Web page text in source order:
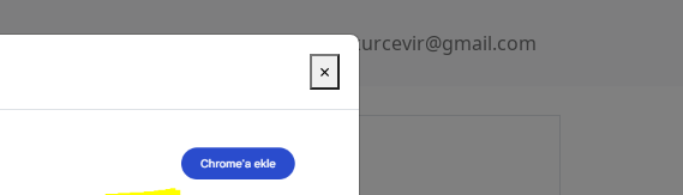
Gizlilik Politikası kurcevir@gmail.com
Güncel Kurlar
×